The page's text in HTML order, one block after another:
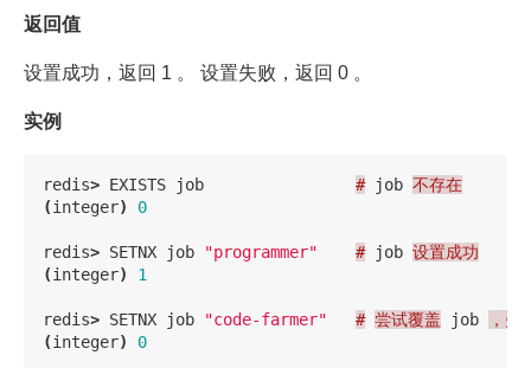
返回值
设置成功，返回 1 。 设置失败，返回 0 。
实例
redis> EXISTS job # job 不存在
(integer) 0
redis> SETNX job "programmer" # job 设置成功
(integer) 1
redis> SETNX job "code-farmer" # 尝试覆盖 job
，失
(integer) 0